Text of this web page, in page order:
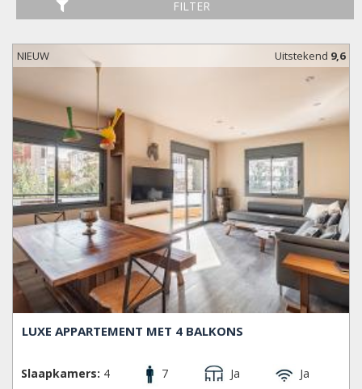
FILTER
NIEUW Uitstekend 9,6
LUXE APPARTEMENT MET 4 BALKONS
Slaapkamers: 4 7 Ja
Ja